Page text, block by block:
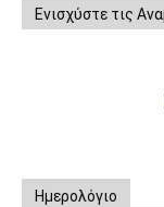
Ενισχύστε τις
Ημερολόγιο